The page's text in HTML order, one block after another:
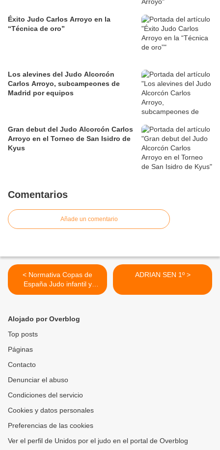
Éxito Judo Carlos Arroyo en la
“Técnica de oro”
Los alevines del Judo Alcorcón
Carlos Arroyo, subcampeones de
Madrid por equipos
Gran debut del Judo Alcorcón Carlos
Arroyo en el Torneo de San Isidro de
Kyus
Comentarios
Añade un comentario
< Normativa Copas de
España Judo infantil y
cadete
ADRIAN SEN 1º >
Alojado por Overblog
Top posts
Páginas
Contacto
Denunciar el abuso
Condiciones del servicio
Cookies y datos personales
Preferencias de las cookies
Ver el perfil de Unidos por el judo en el portal de Overblog